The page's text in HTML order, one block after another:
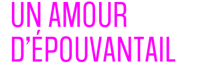
UN AMOUR
D’ÉPOUVANTAIL